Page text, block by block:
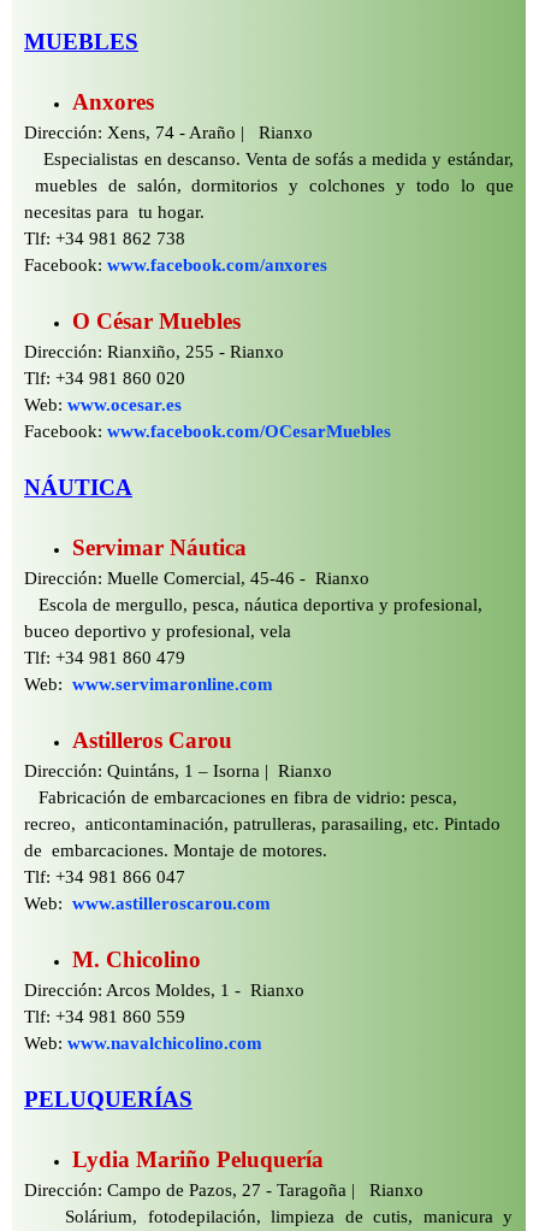
MUEBLES
Anxores
Dirección: Xens, 74 - Araño | Rianxo
Especialistas en descanso. Venta de sofás a medida y estándar,
muebles de salón, dormitorios y colchones y todo lo que
necesitas para tu hogar.
Tlf: +34 981 862 738
Facebook: www.facebook.com/anxores
O César Muebles
Dirección: Rianxiño, 255 - Rianxo
Tlf: +34 981 860 020
Web: www.ocesar.es
Facebook: www.facebook.com/OCesarMuebles
NÁUTICA
Servimar Náutica
Dirección: Muelle Comercial, 45-46 - Rianxo
Escola de mergullo, pesca, náutica deportiva y profesional,
buceo deportivo y profesional, vela
Tlf: +34 981 860 479
Web: www.servimaronline.com
Astilleros Carou
Dirección: Quintáns, 1 – Isorna | Rianxo
Fabricación de embarcaciones en fibra de vidrio: pesca,
recreo, anticontaminación, patrulleras, parasailing, etc. Pintado
de embarcaciones. Montaje de motores.
Tlf: +34 981 866 047
Web: www.astilleroscarou.com
M. Chicolino
Dirección: Arcos Moldes, 1 - Rianxo
Tlf: +34 981 860 559
Web: www.navalchicolino.com
PELUQUERÍAS
Lydia Mariño Peluquería
Dirección: Campo de Pazos, 27 - Taragoña | Rianxo
Solárium, fotodepilación, limpieza de cutis, manicura y